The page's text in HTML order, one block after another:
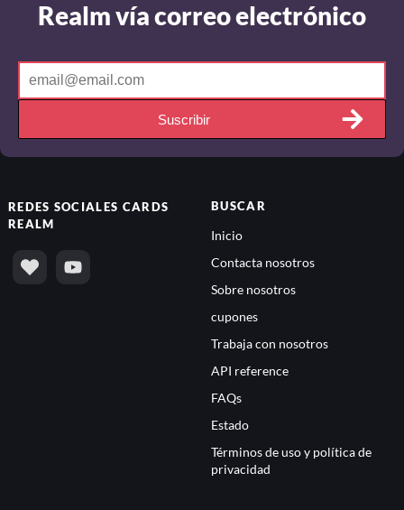
Realm vía correo electrónico
Suscribir
REDES SOCIALES CARDS
REALM
BUSCAR
Inicio
Contacta nosotros
Sobre nosotros
cupones
Trabaja con nosotros
API reference
FAQs
Estado
Términos de uso y política de
privacidad